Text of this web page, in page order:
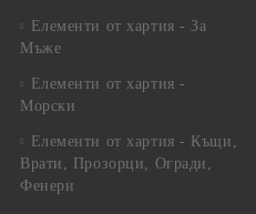
Елементи от хартия - За
Мъже
Елементи от хартия -
Морски
Елементи от хартия - Къщи,
Врати, Прозорци, Огради,
Фенери